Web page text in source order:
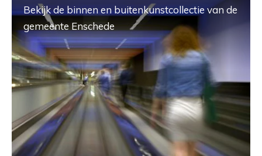
Bekijk de binnen en buitenkunstcollectie van de
gemeente Enschede